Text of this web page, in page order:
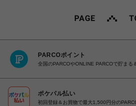
PARCOポイント
全国のPARCOやONLINE PARCOで貯まる
ポケパル払い
初回登録＆お買物で最大1,500円分の